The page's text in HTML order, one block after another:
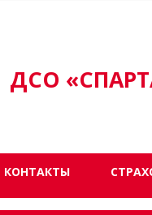
ДСО
КОНТАКТЫ